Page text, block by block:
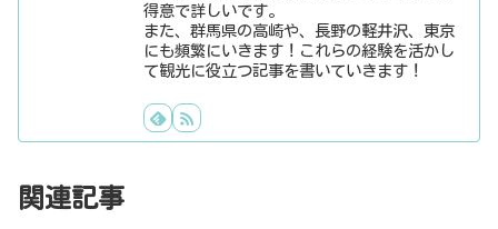
得意で詳しいです。
また、群馬県の高崎や、長野の軽井沢、東京
にも頻繁にいきます！これらの経験を活かし
て観光に役立つ記事を書いていきます！
関連記事